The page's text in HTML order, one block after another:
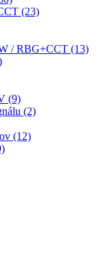
(23)
/ RBG+CCT (13)
(9)
(2)
(12)